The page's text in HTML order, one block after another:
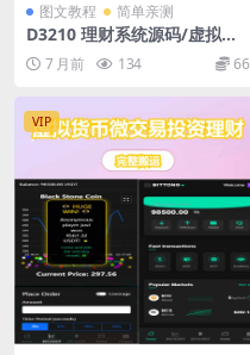
图文教程 简单亲测
D3210 理财系统源码/虚拟币
投资/礼物系统/可自定义产品
7 月前 134 66
VIP